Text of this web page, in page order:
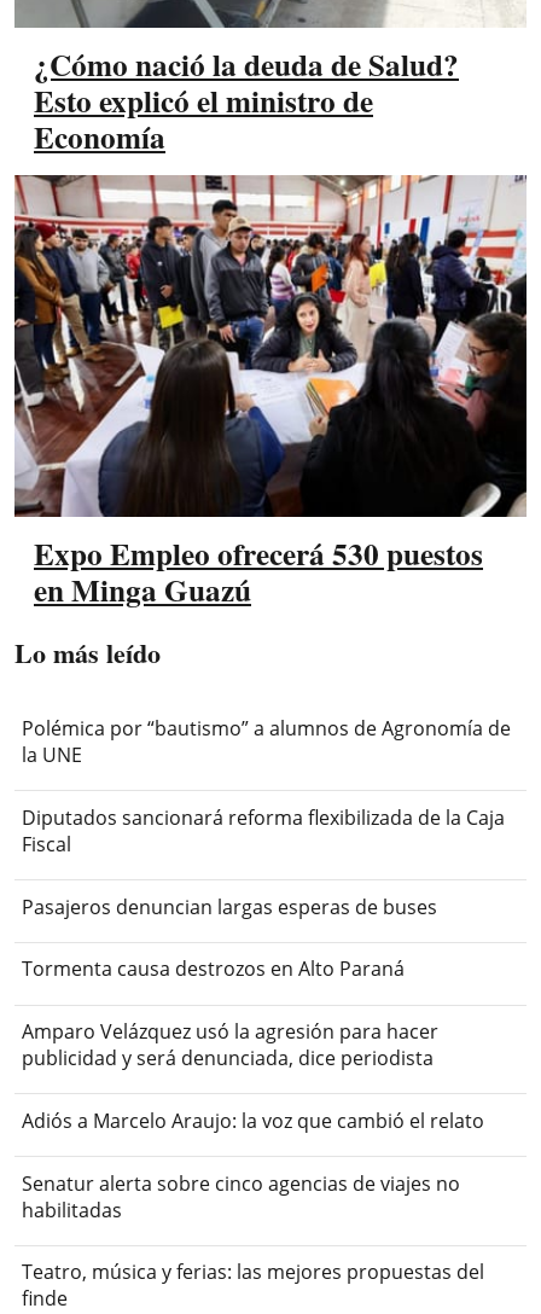
¿Cómo nació la deuda de Salud?
Esto explicó el ministro de
Economía
Expo Empleo ofrecerá 530 puestos
en Minga Guazú
Lo más leído
Polémica por “bautismo” a alumnos de Agronomía de
la UNE
Diputados sancionará reforma flexibilizada de la Caja
Fiscal
Pasajeros denuncian largas esperas de buses
Tormenta causa destrozos en Alto Paraná
Amparo Velázquez usó la agresión para hacer
publicidad y será denunciada, dice periodista
Adiós a Marcelo Araujo: la voz que cambió el relato
Senatur alerta sobre cinco agencias de viajes no
habilitadas
Teatro, música y ferias: las mejores propuestas del
finde